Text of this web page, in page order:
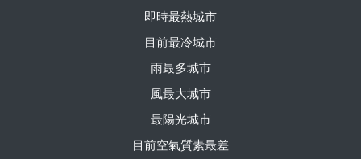
即時最熱城市
目前最冷城市
雨最多城市
風最大城市
最陽光城市
目前空氣質素最差